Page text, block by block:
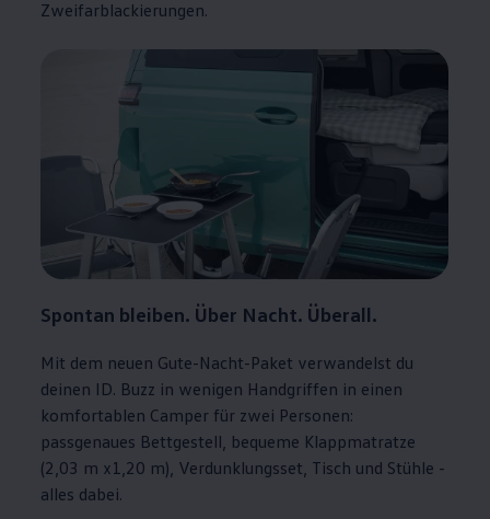
Zweifarblackierungen.
Spontan bleiben. Über Nacht. Überall.
Mit dem neuen Gute-Nacht-Paket verwandelst du
deinen ID. Buzz in wenigen Handgriffen in einen
komfortablen Camper für zwei Personen:
passgenaues Bettgestell, bequeme Klappmatratze
(2,03 m x1,20 m), Verdunklungsset, Tisch und Stühle -
alles dabei.